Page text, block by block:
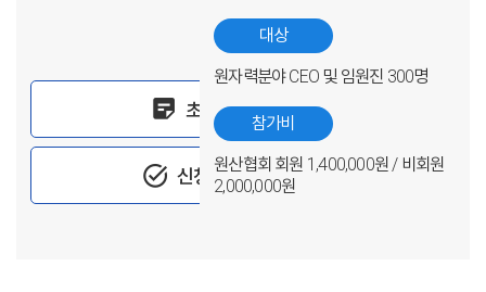
sticky_note_2 초청장
task_alt 신청하기
대상
원자력분야 CEO 및 임원진 300명
참가비
원산협회 회원 1,400,000원 / 비회원
2,000,000원